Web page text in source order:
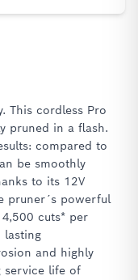
This cordless Pro
pruned in a flash.
compared to
be smoothly
to its 12V
pruner´s powerful
cuts* per
lasting
and highly
service life of